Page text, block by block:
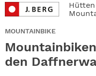
MOUNTAINBIKE
den
ABO
NEWSLETTER